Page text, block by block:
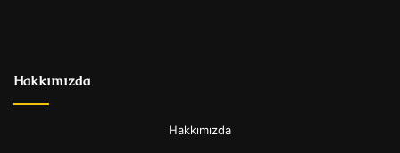
Hakkımızda
Hakkımızda